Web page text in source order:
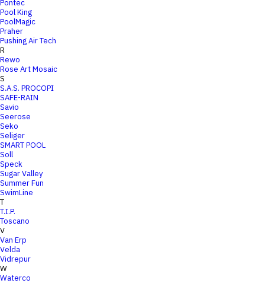
Pontec
Pool King
PoolMagic
Praher
Pushing Air Tech
R
Rewo
Rose Art Mosaic
S
S.A.S. PROCOPI
SAFE-RAIN
Savio
Seerose
Seko
Seliger
SMART POOL
Soll
Speck
Sugar Valley
Summer Fun
SwimLine
T
T.I.P.
Toscano
V
Van Erp
Velda
Vidrepur
W
Waterco